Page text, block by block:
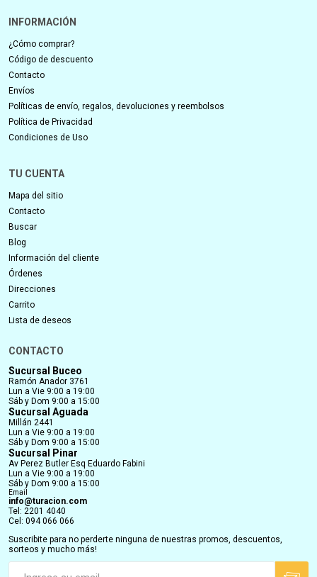
INFORMACIÓN
¿Cómo comprar?
Código de descuento
Contacto
Envíos
Políticas de envío, regalos, devoluciones y reembolsos
Política de Privacidad
Condiciones de Uso
TU CUENTA
Mapa del sitio
Contacto
Buscar
Blog
Información del cliente
Órdenes
Direcciones
Carrito
Lista de deseos
CONTACTO
Sucursal Buceo
Ramón Anador 3761
Lun a Vie 9:00 a 19:00
Sáb y Dom 9:00 a 15:00
Sucursal Aguada
Millán 2441
Lun a Vie 9:00 a 19:00
Sáb y Dom 9:00 a 15:00
Sucursal Pinar
Av Perez Butler Esq Eduardo Fabini
Lun a Vie 9:00 a 19:00
Sáb y Dom 9:00 a 15:00
Email
info@turacion.com
Tel: 2201 4040
Cel: 094 066 066
Suscribite para no perderte ninguna de nuestras promos, descuentos,
sorteos y mucho más!